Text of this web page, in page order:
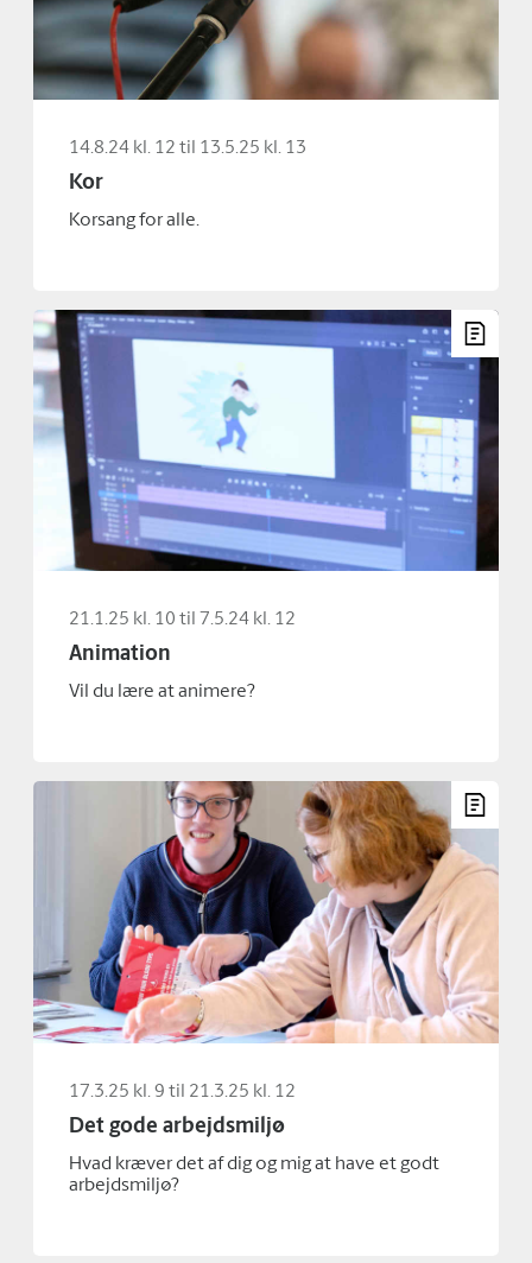
14.8.24 kl. 12 til 13.5.25 kl. 13
Kor
Korsang for alle.
21.1.25 kl. 10 til 7.5.24 kl. 12
Animation
Vil du lære at animere?
17.3.25 kl. 9 til 21.3.25 kl. 12
Det gode arbejdsmiljø
Hvad kræver det af dig og mig at have et godt
arbejdsmiljø?